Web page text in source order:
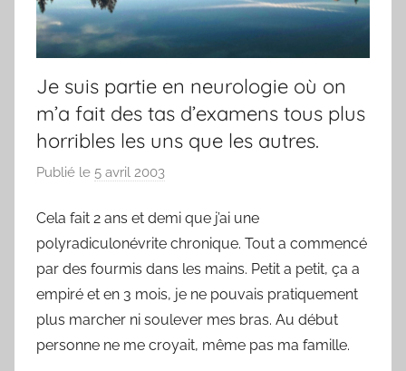
Je suis partie en neurologie où on
m’a fait des tas d’examens tous plus
horribles les uns que les autres.
Publié le 5 avril 2003
r
F
r
e
d
Cela fait 2 ans et demi que j’ai une
polyradiculonévrite chronique. Tout a commencé
par des fourmis dans les mains. Petit a petit, ça a
empiré et en 3 mois, je ne pouvais pratiquement
plus marcher ni soulever mes bras. Au début
personne ne me croyait, même pas ma famille.